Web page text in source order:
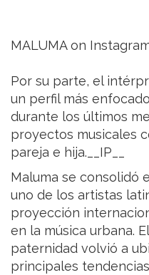
MALUMA on
Por su parte, el
un perfil más
durante los últimos
proyectos musicales
pareja e hija.__IP__
Maluma se consolidó
uno de los artistas
proyección
en la música urbana.
paternidad volvió a
principales